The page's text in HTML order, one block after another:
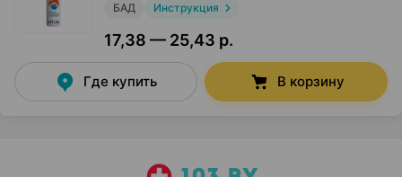
БАД Инструкция
17,38 — 25,43 р.
Где купить В корзину